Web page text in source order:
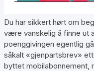
Du har sikkert hørt om
være vanskelig å finne ut
poenggivingen egentlig
såkalt «gjenpartsbrev»
byttet mobilabonnement,